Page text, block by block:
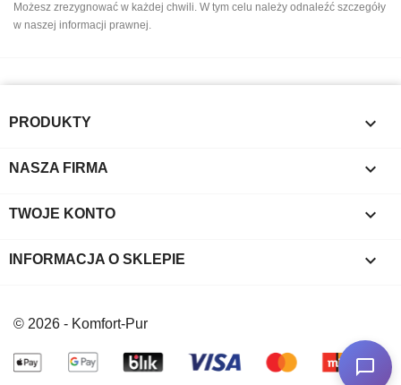
Możesz zrezygnować w każdej chwili. W tym celu należy odnaleźć szczegóły
w naszej informacji prawnej.
PRODUKTY 
NASZA FIRMA 
TWOJE KONTO 
INFORMACJA O SKLEPIE keyboard_arrow_down
© 2026 - Komfort-Pur